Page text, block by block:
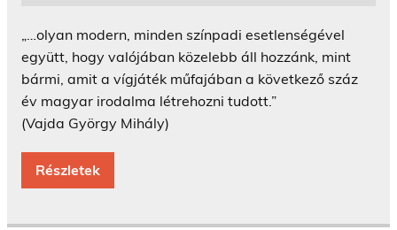
„…olyan modern, minden színpadi esetlenségével
együtt, hogy valójában közelebb áll hozzánk, mint
bármi, amit a vígjáték műfajában a következő száz
év magyar irodalma létrehozni tudott.”
(Vajda György Mihály)
Részletek